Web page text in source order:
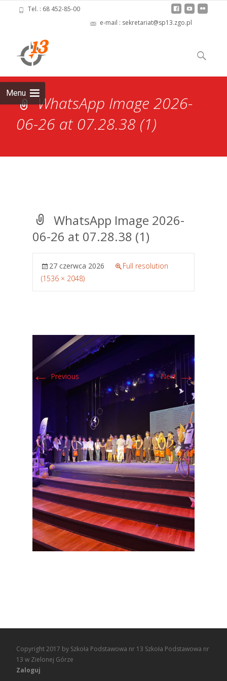
Tel. : 68 452-85-00
e-mail : sekretariat@sp13.zgo.pl
Menu
to
content
Szukaj:
WhatsApp Image 2026-
06-26 at 07.28.38 (1)
WhatsApp Image 2026-
06-26 at 07.28.38 (1)
27 czerwca 2026
Full resolution
(1536 × 2048)
←Previous Next→
Copyright 2017 by Szkoła Podstawowa nr 13 Szkoła Podstawowa nr
13 w Zielonej Górze
Zaloguj